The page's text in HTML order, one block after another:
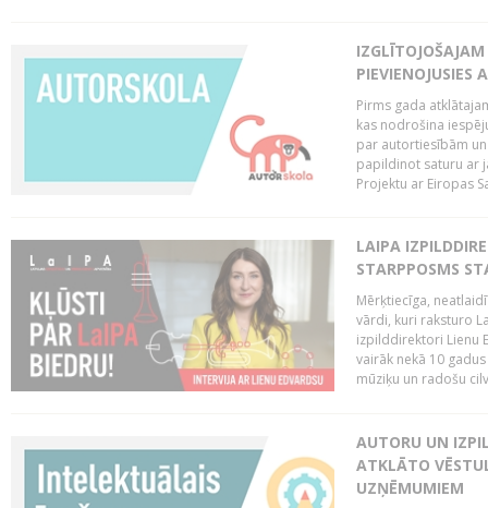
PIEVIENOJUSIES
Pirms gada
kas nodrošina
par autortiesībām
papildinot saturu ar
Projektu ar Eiropas
LAIPA
STARPPOSMS
Mērķtiecīga,
vārdi, kuri raksturo
izpilddirektori Lienu
vairāk nekā 10
mūziķu un radošu
AUTORU UN
ATKLĀTO
UZŅĒMUMIEM